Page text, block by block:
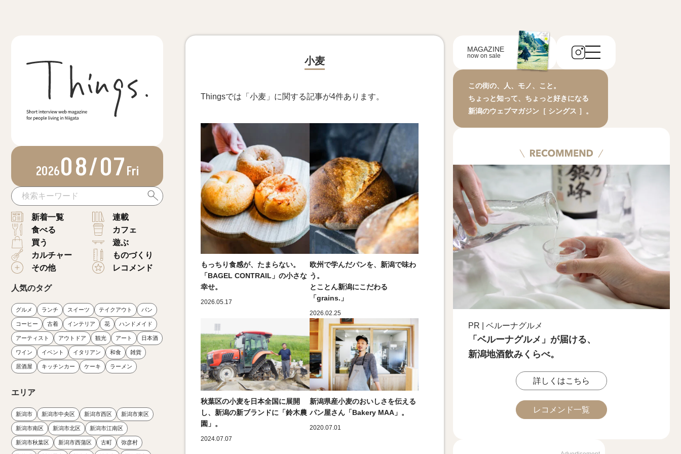
202608/07Fri
新着一覧
連載
食べる
カフェ
買う
遊ぶ
カルチャー
ものづくり
その他
レコメンド
人気のタグ
グルメ ランチ スイーツ テイクアウト パン
コーヒー 古着 インテリア 花 ハンドメイド
アーティスト アウトドア 観光 アート 日本酒
ワイン イベント イタリアン 和食 雑貨
居酒屋 キッチンカー ケーキ ラーメン
エリア
新潟市 新潟市中央区 新潟市西区 新潟市東区
新潟市南区 新潟市北区 新潟市江南区
新潟市秋葉区 新潟市西蒲区 古町 弥彦村
小麦
Thingsでは「小麦」に関する記事が4件あります。
もっちり食感が、たまらない。
「BAGEL CONTRAIL」の小さな
幸せ。
2026.05.17
欧州で学んだパンを、新潟で味わ
う。
とことん新潟にこだわる
「grains.」
2026.02.25
秋葉区の小麦を日本全国に展開
し、新潟の新ブランドに「鈴木農
園」。
2024.07.07
新潟県産小麦のおいしさを伝える
パン屋さん「Bakery MAA」。
2020.07.01
MAGAZINE
now on sale
この街の、人、モノ、こと。
ちょっと知って、ちょっと好きになる
新潟のウェブマガジン［ シングス ］。
PR | ベルーナグルメ
「ベルーナグルメ」が届ける、
新潟地酒飲みくらべ。
詳しくはこちら
レコメンド一覧